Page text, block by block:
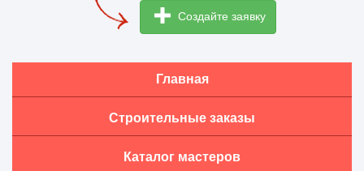
Создайте заявку
Главная
Строительные заказы
Каталог мастеров